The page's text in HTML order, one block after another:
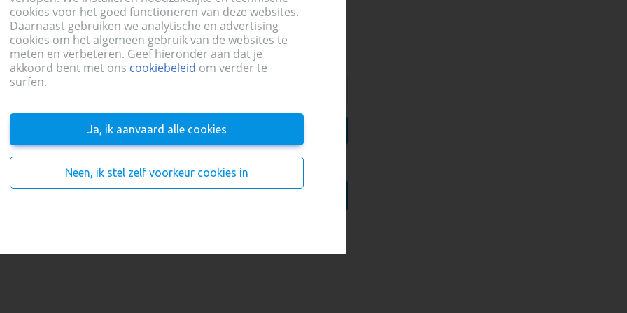
Aanmelden
cookies voor het goed functioneren van deze websites.
Daarnaast gebruiken we analytische en advertising
cookies om het algemeen gebruik van de websites te
meten en verbeteren. Geef hieronder aan dat je
akkoord bent met ons cookiebeleid om verder te
surfen.
Ja, ik aanvaard alle cookies
Neen, ik stel zelf voorkeur cookies in